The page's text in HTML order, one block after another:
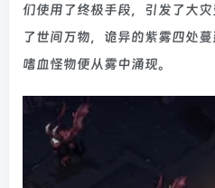
们使用了终极手段，引发了大
了世间万物，诡异的紫雾四处
嗜血怪物便从雾中涌现。